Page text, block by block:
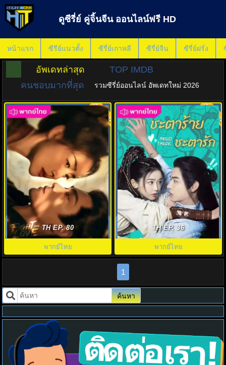
ดูซีรี่ย์ คู่จิ้นจีน ออนไลน์ฟรี HD
หน้าแรก ซีรีย์แนวตั้ง ซีรี่ย์เกาหลี ซีรี่ย์จีน ซีรี่ย์ฝรั่ง
อัพเดทล่าสุด
TOP IMDB
คนชอบมากที่สุด
รวมซีรี่ย์ออนไลน์ อัพเดทใหม่ 2026
ภูผาอิงนที (2025) Fight For Love
พากย์ไทย EP.1-40 (จบ)
8.0 พากย์ไทย
TH EP. 80
พากย์ไทย
ชะตาร้าย ชะตารัก (2023) Hello
There พากย์ไทย EP.1-20 (จบ)
8.0 พากย์ไทย
TH EP. 36
พากย์ไทย
1
ค้นหา